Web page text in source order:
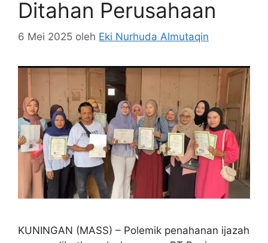
Ditahan Perusahaan
6 Mei 2025 oleh Eki Nurhuda Almutaqin
KUNINGAN (MASS) – Polemik penahanan ijazah